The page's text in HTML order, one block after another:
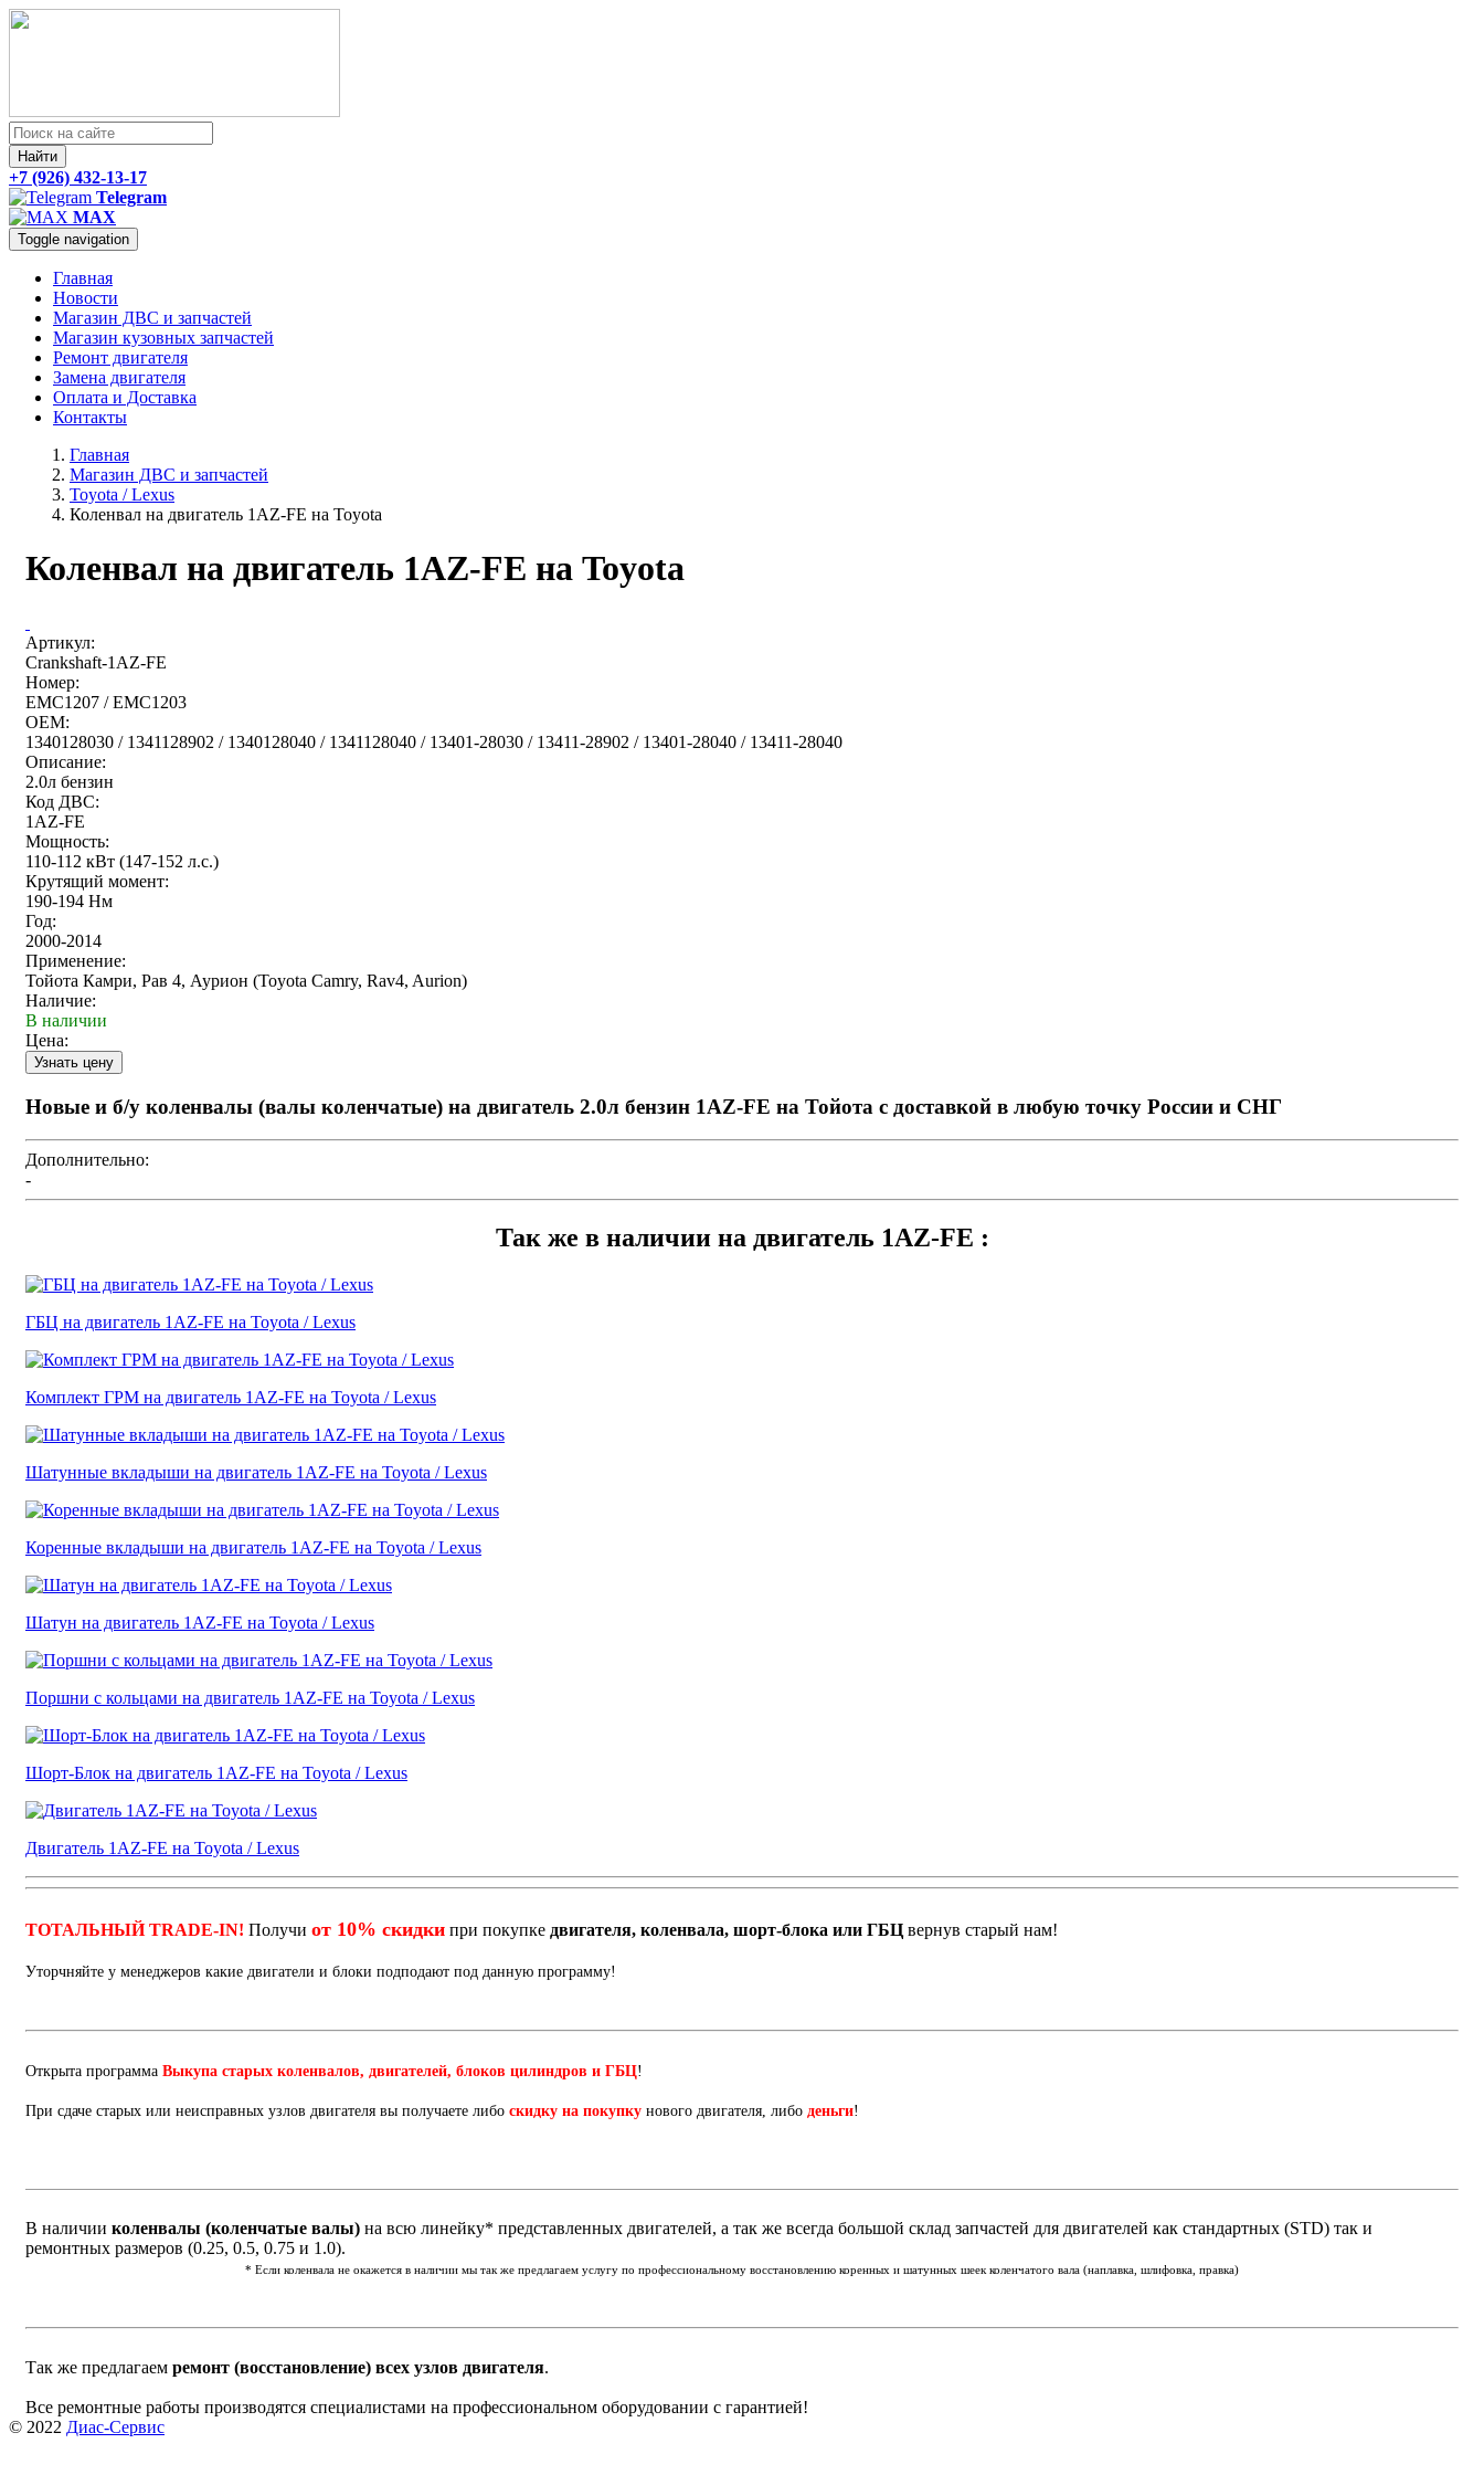
Найти
+7 (926) 432-13-17
Telegram
MAX
Toggle navigation
Главная
Новости
Магазин ДВС и запчастей
Магазин кузовных запчастей
Ремонт двигателя
Замена двигателя
Оплата и Доставка
Контакты
Главная
Магазин ДВС и запчастей
Toyota / Lexus
Коленвал на двигатель 1AZ-FE на Toyota
Коленвал на двигатель 1AZ-FE на Toyota
Артикул:
Crankshaft-1AZ-FE
Номер:
EMC1207 / EMC1203
OEM:
1340128030 / 1341128902 / 1340128040 / 1341128040 / 13401-28030 / 13411-28902 / 13401-28040 / 13411-28040
Описание:
2.0л бензин
Код ДВС:
1AZ-FE
Мощность:
110-112 кВт (147-152 л.с.)
Крутящий момент:
190-194 Нм
Год:
2000-2014
Применение:
Тойота Камри, Рав 4, Аурион (Toyota Camry, Rav4, Aurion)
Наличие:
В наличии
Цена:
Новые и б/у коленвалы (валы коленчатые) на двигатель 2.0л бензин 1AZ-FE на Тойота с доставкой в любую точку России и СНГ
Дополнительно:
-
Так же в наличии на двигатель 1AZ-FE :
ГБЦ на двигатель 1AZ-FE на Toyota / Lexus
Комплект ГРМ на двигатель 1AZ-FE на Toyota / Lexus
Шатунные вкладыши на двигатель 1AZ-FE на Toyota / Lexus
Коренные вкладыши на двигатель 1AZ-FE на Toyota / Lexus
Шатун на двигатель 1AZ-FE на Toyota / Lexus
Поршни с кольцами на двигатель 1AZ-FE на Toyota / Lexus
Шорт-Блок на двигатель 1AZ-FE на Toyota / Lexus
Двигатель 1AZ-FE на Toyota / Lexus
ТОТАЛЬНЫЙ TRADE-IN! Получи от 10% скидки при покупке двигателя, коленвала, шорт-блока или ГБЦ вернув старый нам!
Уторчняйте у менеджеров какие двигатели и блоки подподают под данную программу!
Открыта программа Выкупа старых коленвалов, двигателей, блоков цилиндров и ГБЦ!
При сдаче старых или неисправных узлов двигателя вы получаете либо скидку на покупку нового двигателя, либо деньги!
В наличии коленвалы (коленчатые валы) на всю линейку* представленных двигателей, а так же всегда большой склад запчастей для двигателей как стандартных (STD) так и
ремонтных размеров (0.25, 0.5, 0.75 и 1.0).
* Если коленвала не окажется в наличии мы так же предлагаем услугу по профессиональному восстановлению коренных и шатунных шеек коленчатого вала (наплавка, шлифовка, правка)
Так же предлагаем ремонт (восстановление) всех узлов двигателя.
Все ремонтные работы производятся специалистами на профессиональном оборудовании с гарантией!
© 2022 Диас-Сервис